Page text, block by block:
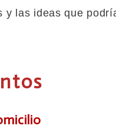
y las ideas que